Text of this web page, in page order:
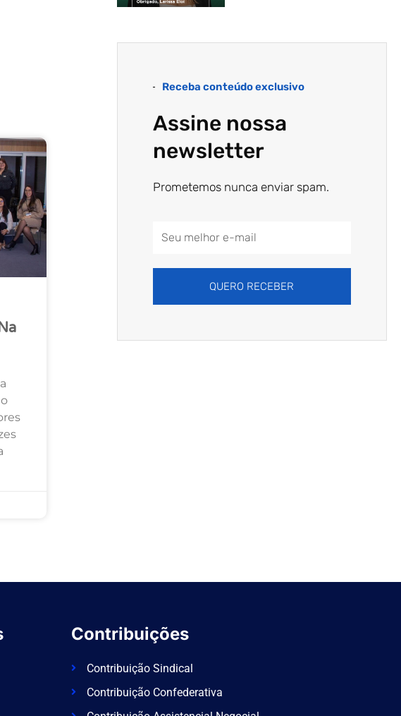
Receba conteúdo exclusivo
Assine nossa
newsletter
Prometemos nunca enviar spam.
Email
QUERO RECEBER
Contribuições
Contribuição Sindical
Contribuição Confederativa